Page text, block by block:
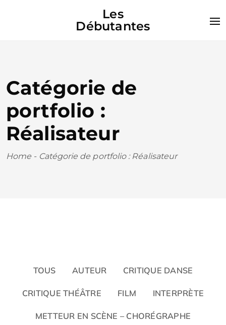
Les
Débutantes
Catégorie de
portfolio :
Réalisateur
Home - Catégorie de portfolio : Réalisateur
TOUS AUTEUR CRITIQUE DANSE
CRITIQUE THÉÂTRE FILM INTERPRÈTE
METTEUR EN SCÈNE – CHORÉGRAPHE